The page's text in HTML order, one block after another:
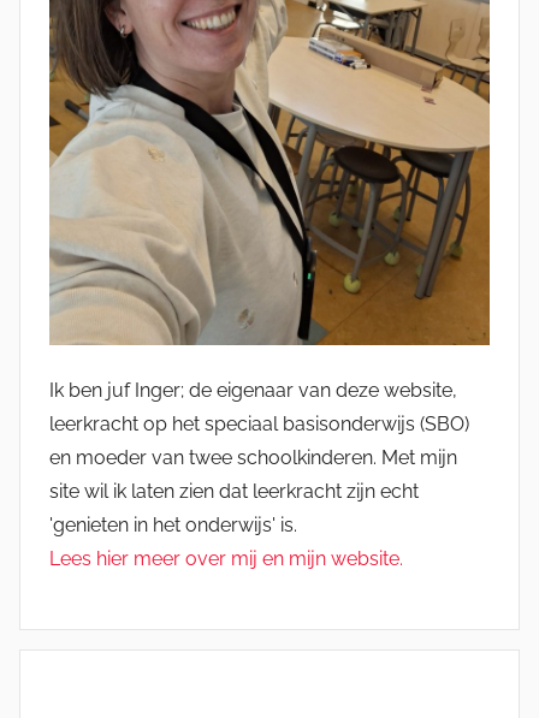
Ik ben juf Inger; de eigenaar van deze website,
leerkracht op het speciaal basisonderwijs (SBO)
en moeder van twee schoolkinderen. Met mijn
site wil ik laten zien dat leerkracht zijn echt
'genieten in het onderwijs' is.
Lees hier meer over mij en mijn website.